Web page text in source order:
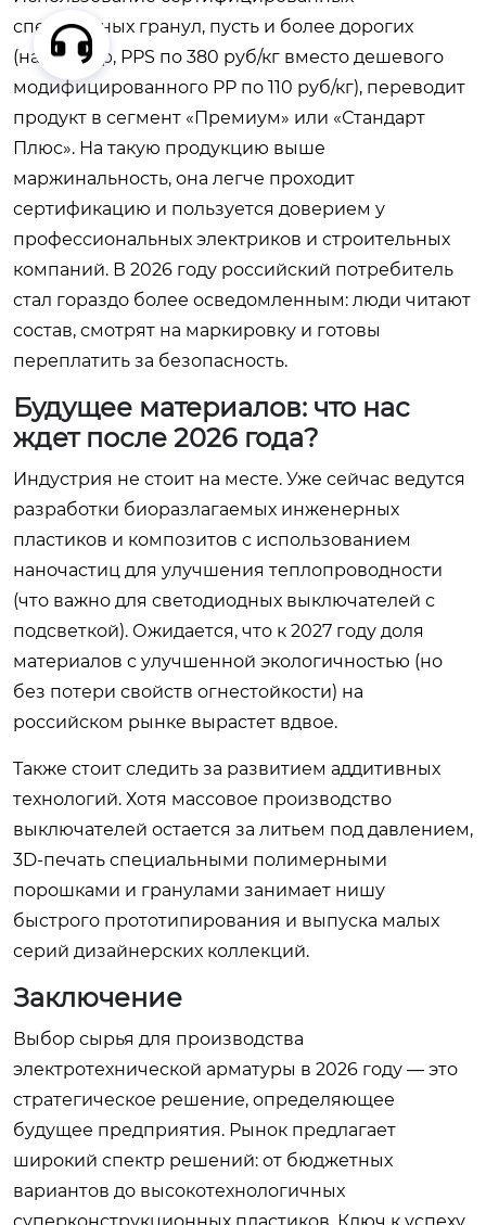
специальных гранул, пусть и более дорогих
(например, PPS по 380 руб/кг вместо дешевого
модифицированного PP по 110 руб/кг), переводит
продукт в сегмент «Премиум» или «Стандарт
Плюс». На такую продукцию выше
маржинальность, она легче проходит
сертификацию и пользуется доверием у
профессиональных электриков и строительных
компаний. В 2026 году российский потребитель
стал гораздо более осведомленным: люди читают
состав, смотрят на маркировку и готовы
переплатить за безопасность.
Будущее материалов: что нас
ждет после 2026 года?
Индустрия не стоит на месте. Уже сейчас ведутся
разработки биоразлагаемых инженерных
пластиков и композитов с использованием
наночастиц для улучшения теплопроводности
(что важно для светодиодных выключателей с
подсветкой). Ожидается, что к 2027 году доля
материалов с улучшенной экологичностью (но
без потери свойств огнестойкости) на
российском рынке вырастет вдвое.
Также стоит следить за развитием аддитивных
технологий. Хотя массовое производство
выключателей остается за литьем под давлением,
3D-печать специальными полимерными
порошками и гранулами занимает нишу
быстрого прототипирования и выпуска малых
серий дизайнерских коллекций.
Заключение
Выбор сырья для производства
электротехнической арматуры в 2026 году — это
стратегическое решение, определяющее
будущее предприятия. Рынок предлагает
широкий спектр решений: от бюджетных
вариантов до высокотехнологичных
суперконструкционных пластиков. Ключ к успеху